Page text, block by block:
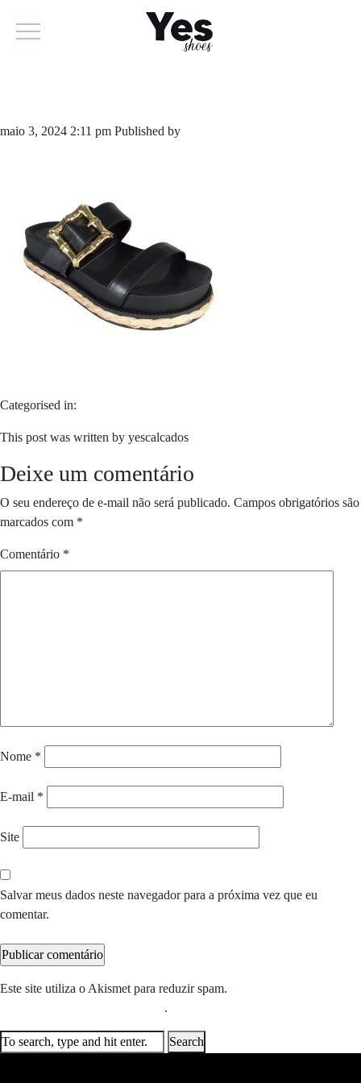
maio 3, 2024 2:11 pm Published by
Categorised in:
This post was written by yescalcados
Deixe um comentário
O seu endereço de e-mail não será publicado. Campos obrigatórios são
marcados com *
Comentário *
Nome *
E-mail *
Site
Salvar meus dados neste navegador para a próxima vez que eu
comentar.
Este site utiliza o Akismet para reduzir spam.
.
Search